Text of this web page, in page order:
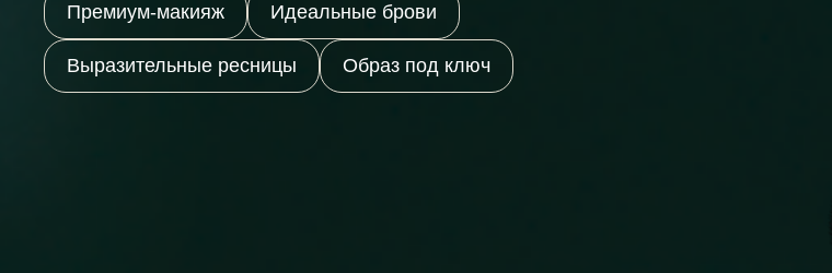
Премиум-макияж
Идеальные брови
Выразительные ресницы Образ под ключ